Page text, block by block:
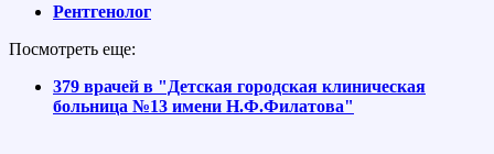
Рентгенолог
Посмотреть еще:
379 врачей в "Детская городская клиническая
больница №13 имени Н.Ф.Филатова"